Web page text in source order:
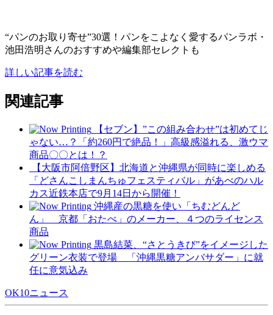
“パンのお取り寄せ”30選！パンをこよなく愛するパンラボ・
池田浩明さんのおすすめや編集部セレクトも
詳しい記事を読む
関連記事
【セブン】”この組み合わせ”は初めてじ
ゃない…？「約260円で絶品！」高級感溢れる、激ウマ
商品〇〇とは！？
【大阪市阿倍野区】北海道と沖縄県が同時に楽しめる
「どさんこしまんちゅフェスティバル」があべのハル
カス近鉄本店で9月14日から開催！
沖縄産の黒糖を使い「ちむどんど
ん」 京都「おたべ」のメーカー、４つのライセンス
商品
黒島結菜、“さとうきび”をイメージした
グリーン衣装で登場 「沖縄黒糖アンバサダー」に就
任に意気込み
OK10ニュース